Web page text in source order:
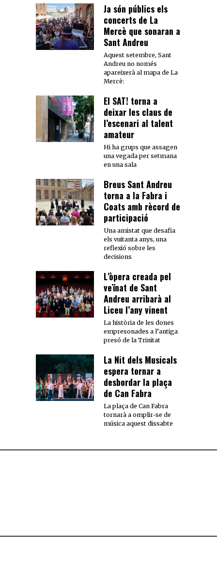
Ja són públics els
concerts de La
Mercè que sonaran a
Sant Andreu
Aquest setembre, Sant
Andreu no només
apareixerà al mapa de La
Mercè:
El SAT! torna a
deixar les claus de
l’escenari al talent
amateur
Hi ha grups que assagen
una vegada per setmana
en una sala
Breus Sant Andreu
torna a la Fabra i
Coats amb rècord de
participació
Una amistat que desafia
els vuitanta anys, una
reflexió sobre les
decisions
L’òpera creada pel
veïnat de Sant
Andreu arribarà al
Liceu l’any vinent
La història de les dones
empresonades a l’antiga
presó de la Trinitat
La Nit dels Musicals
espera tornar a
desbordar la plaça
de Can Fabra
La plaça de Can Fabra
tornarà a omplir-se de
música aquest dissabte